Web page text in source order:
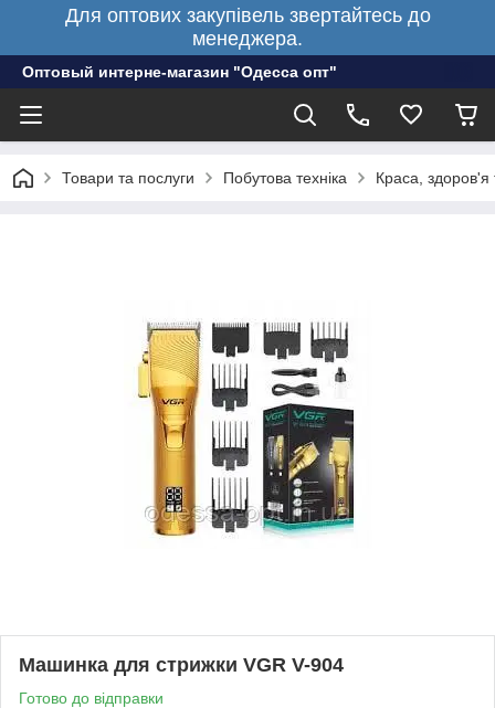
Для оптових закупівель звертайтесь до
менеджера.
Оптовый интерне-магазин "Одесса опт"
Товари та послуги Побутова техніка Краса, здоров'я
Машинка для стрижки VGR V-904
Готово до відправки